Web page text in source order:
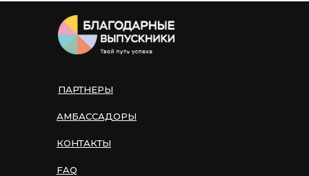
АМБАССАДОРЫ
FAQ
КОНТАКТЫ
ПАРТНЕРЫ